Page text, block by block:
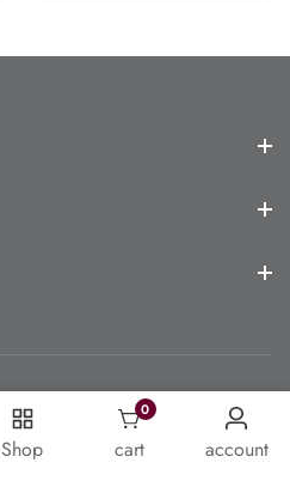
Shop cart
00 article
account